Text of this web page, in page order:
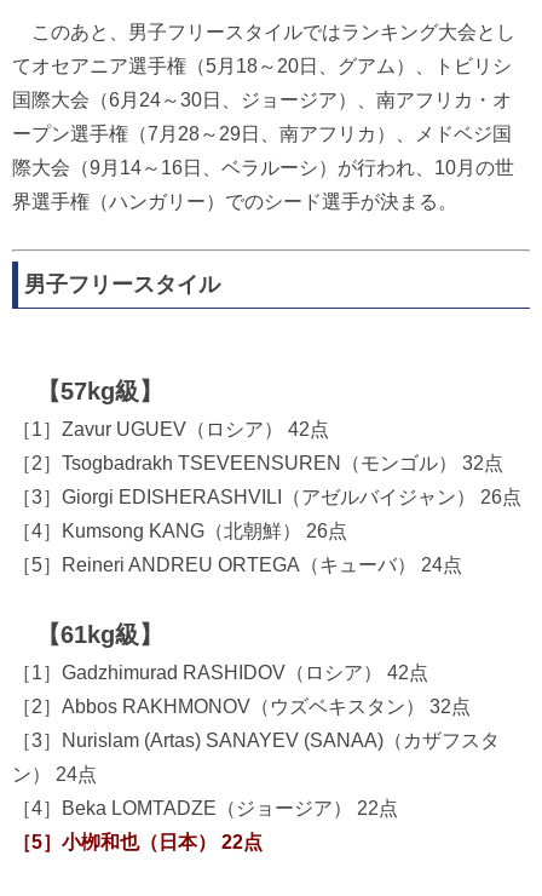
このあと、男子フリースタイルではランキング大会とし
てオセアニア選手権（5月18～20日、グアム）、トビリシ
国際大会（6月24～30日、ジョージア）、南アフリカ・オ
ープン選手権（7月28～29日、南アフリカ）、メドベジ国
際大会（9月14～16日、ベラルーシ）が行われ、10月の世
界選手権（ハンガリー）でのシード選手が決まる。
男子フリースタイル
【57kg級】
［1］Zavur UGUEV（ロシア） 42点
［2］Tsogbadrakh TSEVEENSUREN（モンゴル） 32点
［3］Giorgi EDISHERASHVILI（アゼルバイジャン） 26点
［4］Kumsong KANG（北朝鮮） 26点
［5］Reineri ANDREU ORTEGA（キューバ） 24点
【61kg級】
［1］Gadzhimurad RASHIDOV（ロシア） 42点
［2］Abbos RAKHMONOV（ウズベキスタン） 32点
［3］Nurislam (Artas) SANAYEV (SANAA)（カザフスタ
ン） 24点
［4］Beka LOMTADZE（ジョージア） 22点
［5］小栁和也（日本） 22点